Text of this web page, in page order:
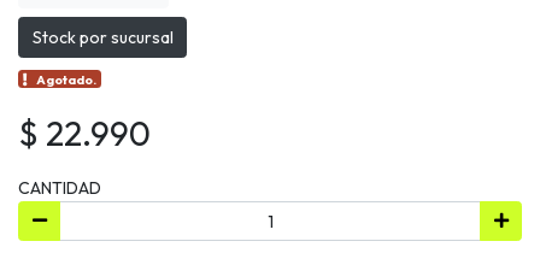
Stock por sucursal
Agotado.
$ 22.990
CANTIDAD